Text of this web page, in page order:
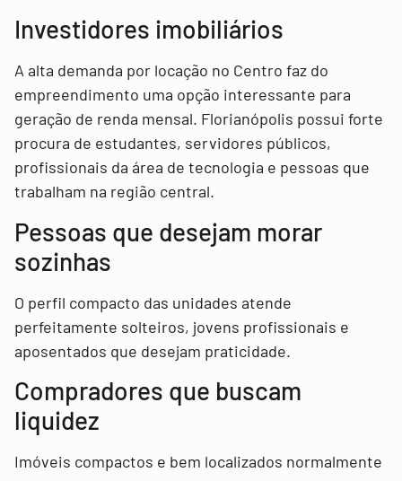
Investidores imobiliários
A alta demanda por locação no Centro faz do
empreendimento uma opção interessante para
geração de renda mensal. Florianópolis possui forte
procura de estudantes, servidores públicos,
profissionais da área de tecnologia e pessoas que
trabalham na região central.
Pessoas que desejam morar
sozinhas
O perfil compacto das unidades atende
perfeitamente solteiros, jovens profissionais e
aposentados que desejam praticidade.
Compradores que buscam
liquidez
Imóveis compactos e bem localizados normalmente